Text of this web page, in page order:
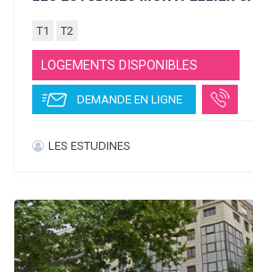
DEMANDE EN LIGNE
IGS ET CAPRIM